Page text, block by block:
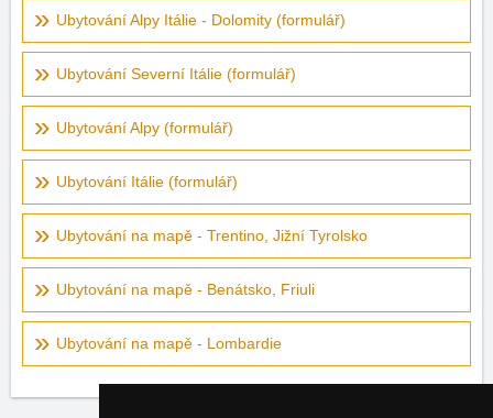
Ubytování Alpy Itálie - Dolomity (formulář)
Ubytování Severní Itálie (formulář)
Ubytování Alpy (formulář)
Ubytování Itálie (formulář)
Ubytování na mapě - Trentino, Jižní Tyrolsko
Ubytování na mapě - Benátsko, Friuli
Ubytování na mapě - Lombardie